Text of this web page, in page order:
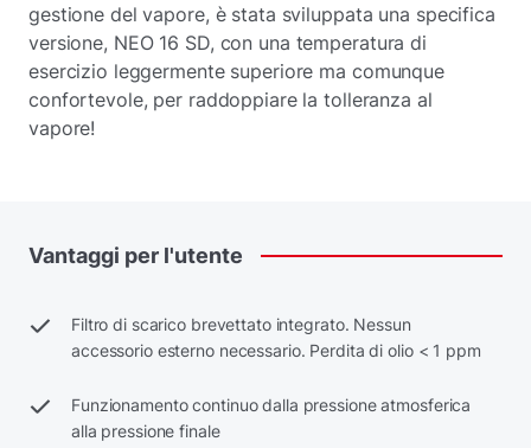
gestione del vapore, è stata sviluppata una specifica
versione, NEO 16 SD, con una temperatura di
esercizio leggermente superiore ma comunque
confortevole, per raddoppiare la tolleranza al
vapore!
Vantaggi per l'utente
Filtro di scarico brevettato integrato. Nessun
accessorio esterno necessario. Perdita di olio < 1 ppm
Funzionamento continuo dalla pressione atmosferica
alla pressione finale